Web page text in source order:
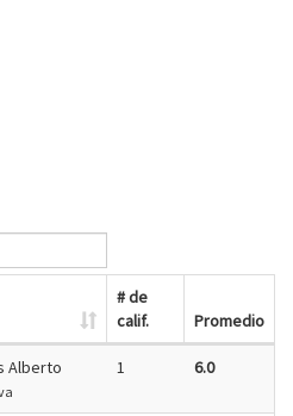
# de
calif.
Promedio
Alberto 1 6.0